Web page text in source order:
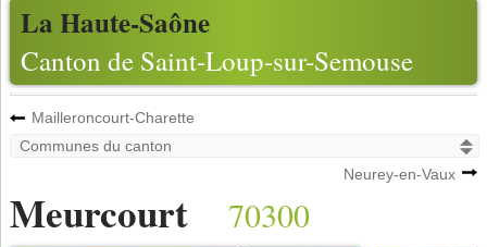
La Haute-Saône
Canton de Saint-Loup-sur-Semouse
Mailleroncourt-Charette
Neurey-en-Vaux
Meurcourt 70300